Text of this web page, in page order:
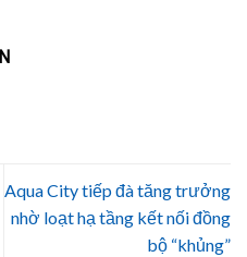
Aqua City tiếp đà tăng trưởng
nhờ loạt hạ tầng kết nối đồng
bộ “khủng”